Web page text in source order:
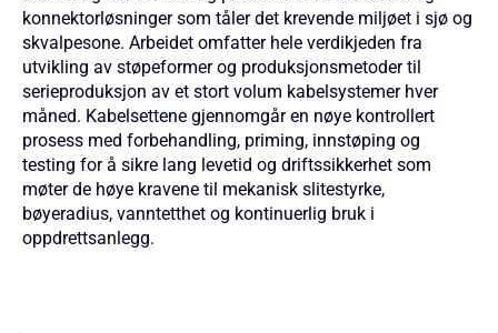
konnektorløsninger som tåler det krevende miljøet i sjø og
skvalpesone. Arbeidet omfatter hele verdikjeden fra
utvikling av støpeformer og produksjonsmetoder til
serieproduksjon av et stort volum kabelsystemer hver
måned. Kabelsettene gjennomgår en nøye kontrollert
prosess med forbehandling, priming, innstøping og
testing for å sikre lang levetid og driftssikkerhet som
møter de høye kravene til mekanisk slitestyrke,
bøyeradius, vanntetthet og kontinuerlig bruk i
oppdrettsanlegg.